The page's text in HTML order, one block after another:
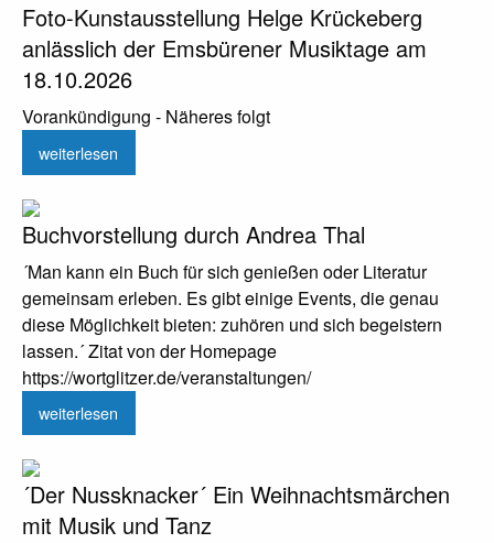
Foto-Kunstausstellung Helge Krückeberg
anlässlich der Emsbürener Musiktage am
18.10.2026
Vorankündigung - Näheres folgt
weiterlesen
Buchvorstellung durch Andrea Thal
´Man kann ein Buch für sich genießen oder Literatur
gemeinsam erleben. Es gibt einige Events, die genau
diese Möglichkeit bieten: zuhören und sich begeistern
lassen.´ Zitat von der Homepage
https://wortglitzer.de/veranstaltungen/
weiterlesen
´Der Nussknacker´ Ein Weihnachtsmärchen
mit Musik und Tanz